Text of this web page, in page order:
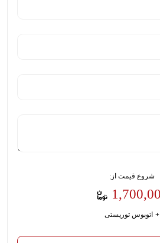
شروع قیمت از:
اتوبوس توریستی